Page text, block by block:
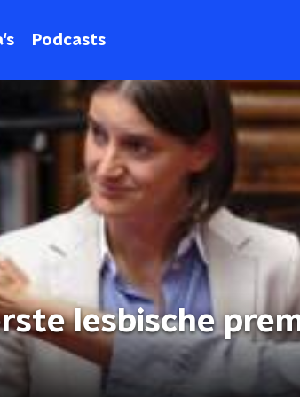
Podcasts
lesbische